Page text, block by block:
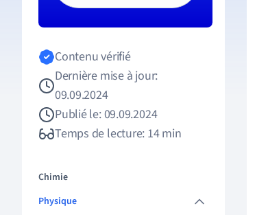
Contenu vérifié
Dernière mise à jour:
09.09.2024
Publié le: 09.09.2024
Temps de lecture: 14 min
Chimie
Physique